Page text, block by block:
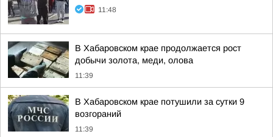
11:48
В Хабаровском крае продолжается рост
добычи золота, меди, олова
11:39
В Хабаровском крае потушили за сутки 9
возгораний
11:39